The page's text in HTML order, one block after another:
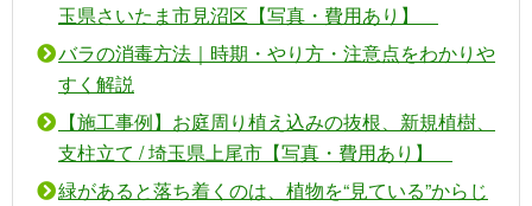
玉県さいたま市見沼区【写真・費用あり】
バラの消毒方法｜時期・やり方・注意点をわかりや
すく解説
【施工事例】お庭周り植え込みの抜根、新規植樹、
支柱立て / 埼玉県上尾市【写真・費用あり】
緑があると落ち着くのは、植物を“見ている”からじ